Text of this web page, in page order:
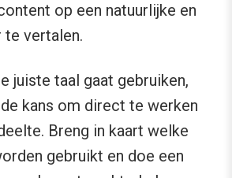
op een natuurlijke en
te vertalen.
juiste taal gaat gebruiken,
kans om direct te werken
Breng in kaart welke
gebruikt en doe een